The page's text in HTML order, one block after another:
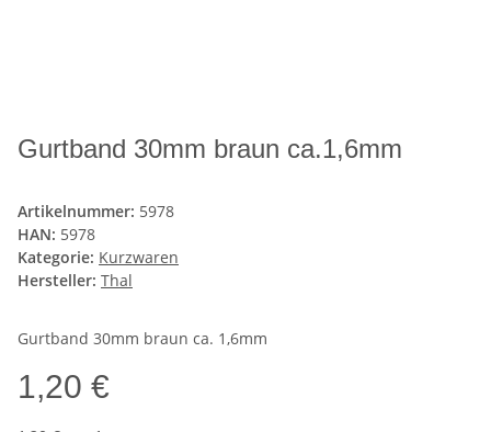
Gurtband 30mm braun ca.1,6mm
Artikelnummer: 5978
HAN: 5978
Kategorie: Kurzwaren
Hersteller: Thal
Gurtband 30mm braun ca. 1,6mm
1,20 €